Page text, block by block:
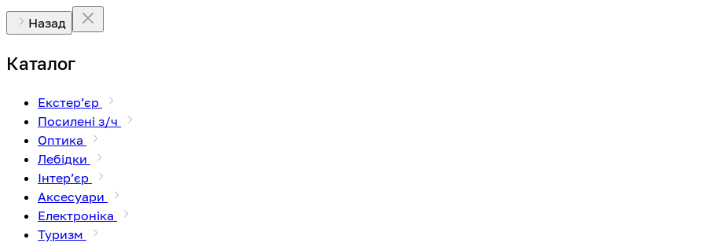
Назад
Каталог
Екстерʼєр
Посилені з/ч
Оптика
Лебідки
Інтерʼєр
Аксесуари
Електроніка
Туризм